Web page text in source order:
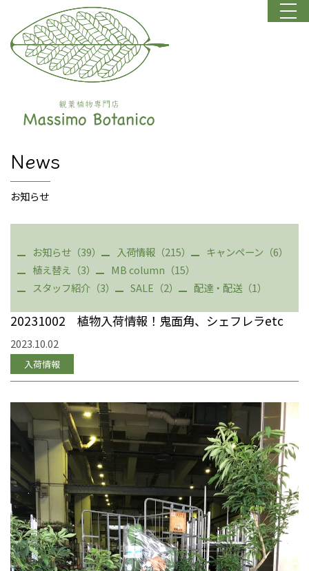
News
お知らせ
お知らせ（39） 入荷情報（215）
キャンペーン（6）
植え替え（3）
MB column（15）
スタッフ紹介（3）
SALE（2） 配達・配送（1）
20231002 植物入荷情報！鬼面角、シェフレラetc
2023.10.02
入荷情報